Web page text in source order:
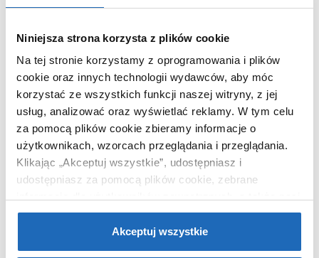
Niniejsza strona korzysta z plików cookie
Na tej stronie korzystamy z oprogramowania i plików
cookie oraz innych technologii wydawców, aby móc
korzystać ze wszystkich funkcji naszej witryny, z jej
usług, analizować oraz wyświetlać reklamy. W tym celu
za pomocą plików cookie zbieramy informacje o
użytkownikach, wzorcach przeglądania i przeglądania.
Klikając „Akceptuj wszystkie”, udostępniasz i
udostępniasz za pomocą plików cookie, zebrane
partnerzy reklamowi.Jeśli chcesz, włącz „Tylko
wymagane pliki cookie”.Pamiętaj jednak, że
zablokowane niektóre pliki cookie mogą mieć wpływ na
Akceptuj wszystkie
Kod EAN
5907650810636
opakowaniem
Waga z
opakowaniem
37,10 kg
Dane producenta Zobacz
WARTO DOKUPIĆ